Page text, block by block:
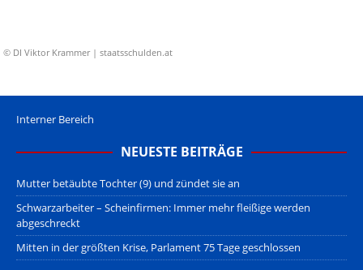
© DI Viktor Krammer | staatsschulden.at
Interner Bereich
NEUESTE BEITRÄGE
Mutter betäubte Tochter (9) und zündet sie an
Schwarzarbeiter – Scheinfirmen: Immer mehr fleißige werden
abgeschreckt
Mitten in der größten Krise, Parlament 75 Tage geschlossen